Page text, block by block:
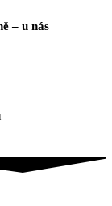
– u nás